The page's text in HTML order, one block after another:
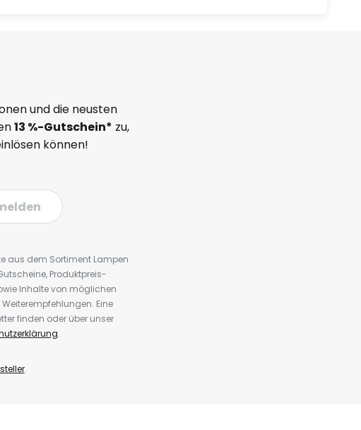
und die neusten
13 %-Gutschein* zu,
können!
aus dem Sortiment Lampen
Produktpreis-
Inhalte von möglichen
Eine
finden oder über unser
.
.